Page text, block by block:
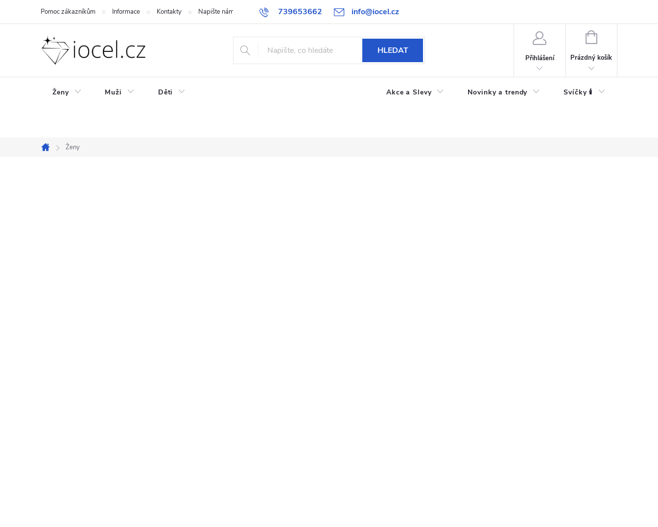
739653662 info@iocel.cz
Pomoc zákazníkům Informace Kontakty Napište nám Blog Obchodní podmínky Oblíbené Spolupráce
HLEDAT
Přihlášení
NÁKUPNÍ
Prázdný košík
Ženy Muži Děti Akce a Slevy Novinky a trendy Svíčky 🕯️
Domů
Ženy